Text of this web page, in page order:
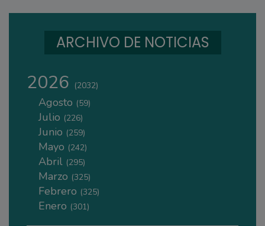
ARCHIVO DE NOTICIAS
2026 (2032)
Agosto (59)
Julio (226)
Junio (259)
Mayo (242)
Abril (295)
Marzo (325)
Febrero (325)
Enero (301)